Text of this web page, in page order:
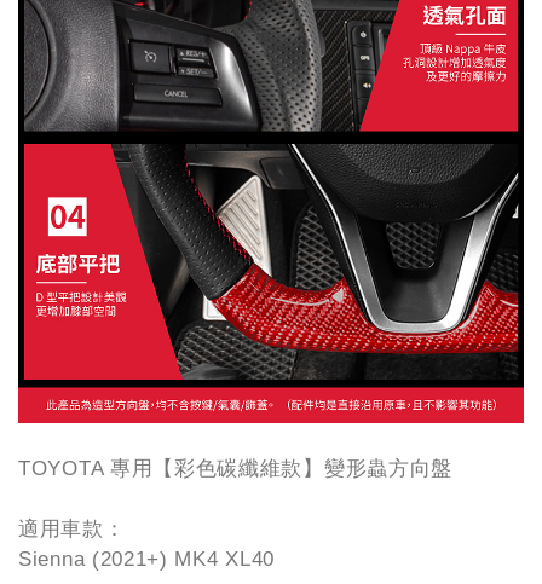
TOYOTA 專用【彩色碳纖維款】變形蟲方向盤
適用車款：
Sienna (2021+) MK4 XL40